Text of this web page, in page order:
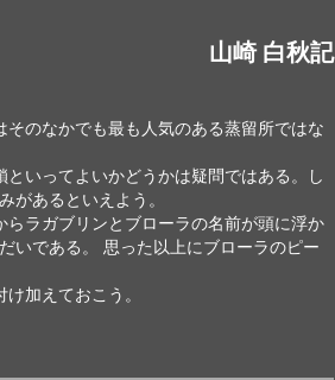
山崎 白秋記
のなかでも最も人気のある蒸留所ではな
いってよいかどうかは疑問ではある。し
があるといえよう。
ラガブリンとブローラの名前が頭に浮か
いである。 思った以上にブローラのピー
加えておこう。